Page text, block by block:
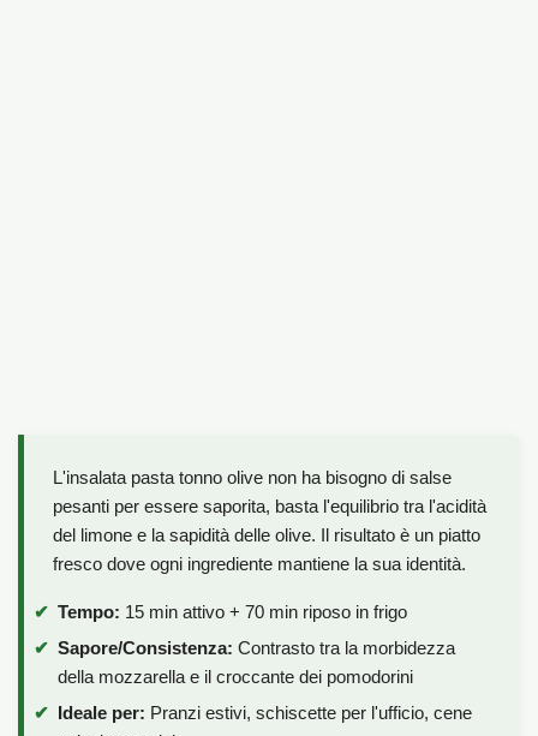
L'insalata pasta tonno olive non ha bisogno di salse
pesanti per essere saporita, basta l'equilibrio tra l'acidità
del limone e la sapidità delle olive. Il risultato è un piatto
fresco dove ogni ingrediente mantiene la sua identità.
Tempo: 15 min attivo + 70 min riposo in frigo
Sapore/Consistenza: Contrasto tra la morbidezza
della mozzarella e il croccante dei pomodorini
Ideale per: Pranzi estivi, schiscette per l'ufficio, cene